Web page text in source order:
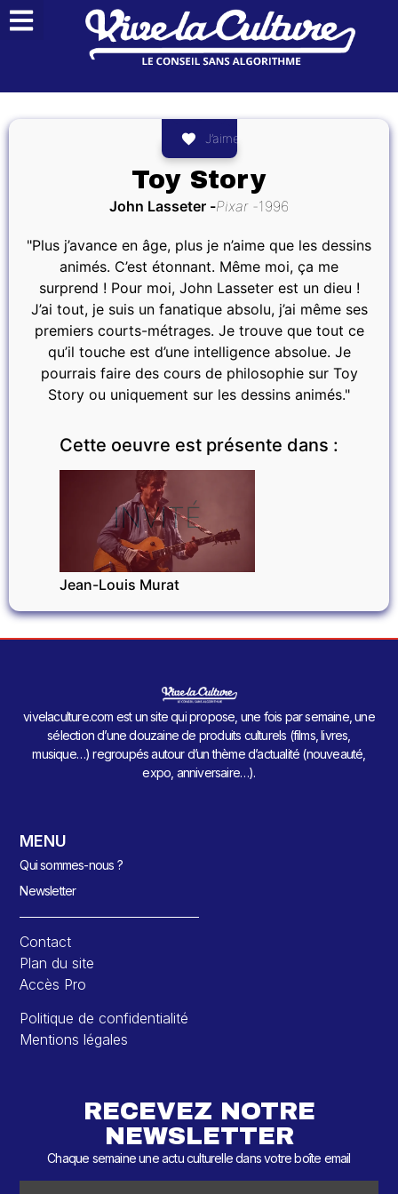
J’aime
Toy Story
John Lasseter Pixar 1996
"Plus j’avance en âge, plus je n’aime que les dessins
animés. C’est étonnant. Même moi, ça me
surprend ! Pour moi, John Lasseter est un dieu !
J’ai tout, je suis un fanatique absolu, j’ai même ses
premiers courts-métrages. Je trouve que tout ce
qu’il touche est d’une intelligence absolue. Je
pourrais faire des cours de philosophie sur Toy
Story ou uniquement sur les dessins animés."
Cette oeuvre est présente dans :
INVITÉ
Jean-Louis Murat
vivelaculture.com est un site qui propose, une fois par semaine, une
sélection d’une douzaine de produits culturels (films, livres,
musique…) regroupés autour d’un thème d’actualité (nouveauté,
expo, anniversaire…).
MENU
Qui sommes-nous ?
Newsletter
Contact
Plan du site
Accès Pro
Politique de confidentialité
Mentions légales
RECEVEZ NOTRE
NEWSLETTER
Chaque semaine une actu culturelle dans votre boîte email